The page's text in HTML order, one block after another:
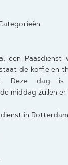
een Paasdienst
de koffie en
Deze dag is
middag zullen
in Rotterdam.